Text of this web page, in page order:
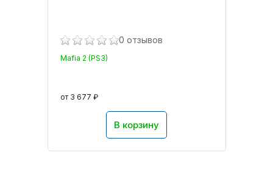
0 отзывов
Mafia 2 (PS3)
от 3 677 ₽
В корзину